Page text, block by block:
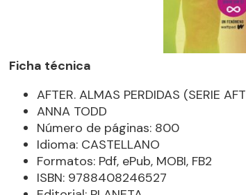
Ficha técnica
AFTER. ALMAS PERDIDAS (SERIE
ANNA TODD
Número de páginas: 800
Idioma: CASTELLANO
Formatos: Pdf, ePub, MOBI, FB2
ISBN: 9788408246527